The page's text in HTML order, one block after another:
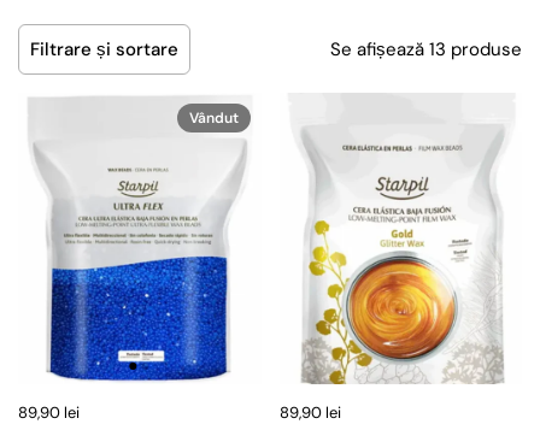
Filtrare și sortare Se afișează 13 produse
89,90 lei
Vândut
89,90 lei